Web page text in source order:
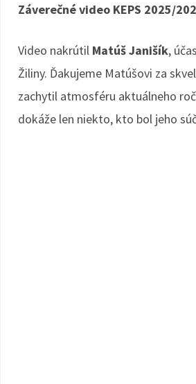
Záverečné video KEPS 2025/
Video nakrútil Matúš Janišík,
Žiliny. Ďakujeme Matúšovi za
zachytil atmosféru aktuálneho
dokáže len niekto, kto bol jeho